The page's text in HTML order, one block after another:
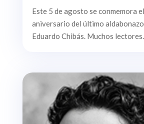
Este 5 de agosto se conmemora
aniversario del último
Eduardo Chibás. Muchos